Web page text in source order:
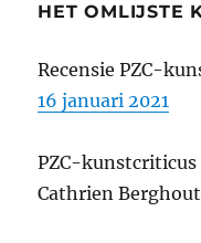
HET OMLIJSTE
Recensie PZC-
16 januari 2021
PZC-
Cathrien Berghout